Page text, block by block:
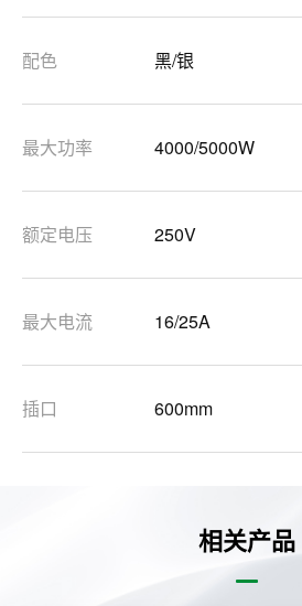
配色 黑/银
最大功率 4000/5000W
额定电压 250V
最大电流 16/25A
插口 600mm
相关产品